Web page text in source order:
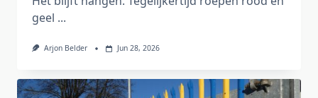
geel ...
Arjon Belder Jun 28, 2026